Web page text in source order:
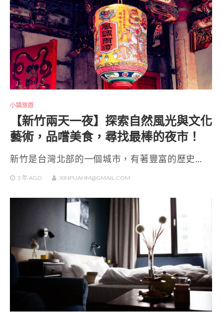
小鎮旅遊
【新竹兩天一夜】探索自然風光與文化
藝術，品嚐美食，尋找最棒的夜市！
新竹是台灣北部的一個城市，有著豐富的歷史…
3 年 AGO XINPUAHM@GMAIL.COM